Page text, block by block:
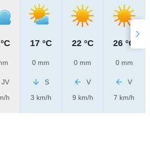
JV
h
17 °C
0 mm
S
3 km/h
22 °C
0 mm
V
9 km/h
26 °C
0 mm
V
7 km/h